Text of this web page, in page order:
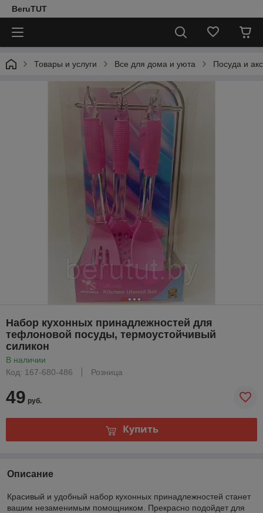
BeruTUT
Товары и услуги Все для дома и уюта Посуда и
Набор кухонных принадлежностей для
тефлоновой посуды, термоустойчивый
силикон
В наличии
Код: 167-680-486
Розница
49 руб.
Купить
Описание
Красивый и удобный набор кухонных принадлежностей станет
вашим незаменимым помощником. Прекрасно подойдет для